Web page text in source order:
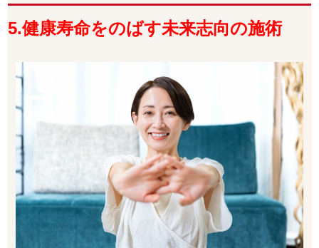
5.健康寿命をのばす未来志向の施術